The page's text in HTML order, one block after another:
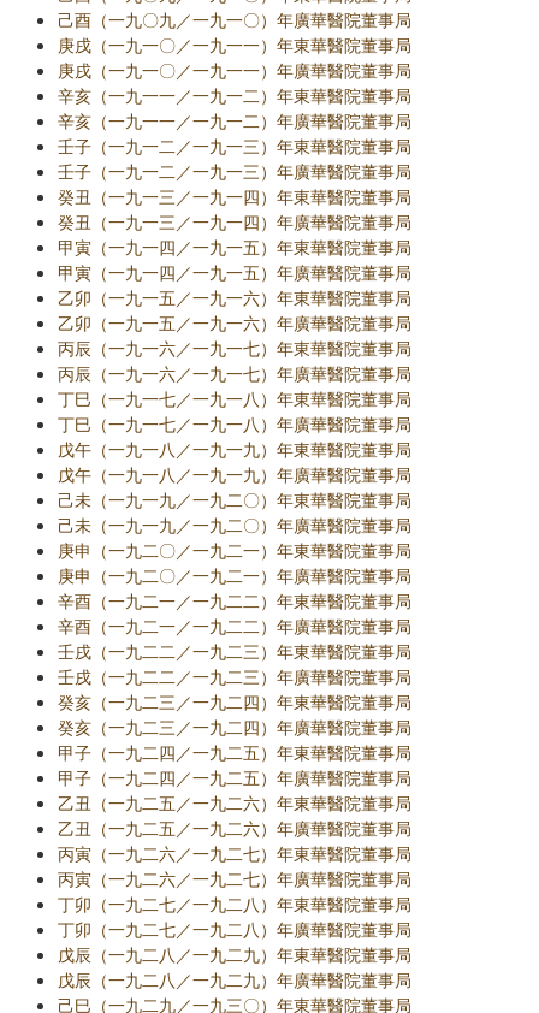
己酉（一九〇九／一九一〇）年廣華醫院董事局
庚戌（一九一〇／一九一一）年東華醫院董事局
庚戌（一九一〇／一九一一）年廣華醫院董事局
辛亥（一九一一／一九一二）年東華醫院董事局
辛亥（一九一一／一九一二）年廣華醫院董事局
壬子（一九一二／一九一三）年東華醫院董事局
壬子（一九一二／一九一三）年廣華醫院董事局
癸丑（一九一三／一九一四）年東華醫院董事局
癸丑（一九一三／一九一四）年廣華醫院董事局
甲寅（一九一四／一九一五）年東華醫院董事局
甲寅（一九一四／一九一五）年廣華醫院董事局
乙卯（一九一五／一九一六）年東華醫院董事局
乙卯（一九一五／一九一六）年廣華醫院董事局
丙辰（一九一六／一九一七）年東華醫院董事局
丙辰（一九一六／一九一七）年廣華醫院董事局
丁巳（一九一七／一九一八）年東華醫院董事局
丁巳（一九一七／一九一八）年廣華醫院董事局
戊午（一九一八／一九一九）年東華醫院董事局
戊午（一九一八／一九一九）年廣華醫院董事局
己未（一九一九／一九二〇）年東華醫院董事局
己未（一九一九／一九二〇）年廣華醫院董事局
庚申（一九二〇／一九二一）年東華醫院董事局
庚申（一九二〇／一九二一）年廣華醫院董事局
辛酉（一九二一／一九二二）年東華醫院董事局
辛酉（一九二一／一九二二）年廣華醫院董事局
壬戌（一九二二／一九二三）年東華醫院董事局
壬戌（一九二二／一九二三）年廣華醫院董事局
癸亥（一九二三／一九二四）年東華醫院董事局
癸亥（一九二三／一九二四）年廣華醫院董事局
甲子（一九二四／一九二五）年東華醫院董事局
甲子（一九二四／一九二五）年廣華醫院董事局
乙丑（一九二五／一九二六）年東華醫院董事局
乙丑（一九二五／一九二六）年廣華醫院董事局
丙寅（一九二六／一九二七）年東華醫院董事局
丙寅（一九二六／一九二七）年廣華醫院董事局
丁卯（一九二七／一九二八）年東華醫院董事局
丁卯（一九二七／一九二八）年廣華醫院董事局
戊辰（一九二八／一九二九）年東華醫院董事局
戊辰（一九二八／一九二九）年廣華醫院董事局
己巳（一九二九／一九三〇）年東華醫院董事局